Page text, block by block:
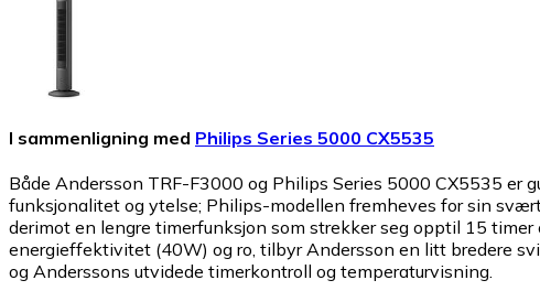
I sammenligning med Philips Series 5000 CX5535
Både Andersson TRF-F3000 og Philips Series 5000 CX5535
funksjonalitet og ytelse; Philips-modellen fremheves for sin
derimot en lengre timerfunksjon som strekker seg opptil 15
energieffektivitet (40W) og ro, tilbyr Andersson en litt bredere
og Anderssons utvidede timerkontroll og temperaturvisning.